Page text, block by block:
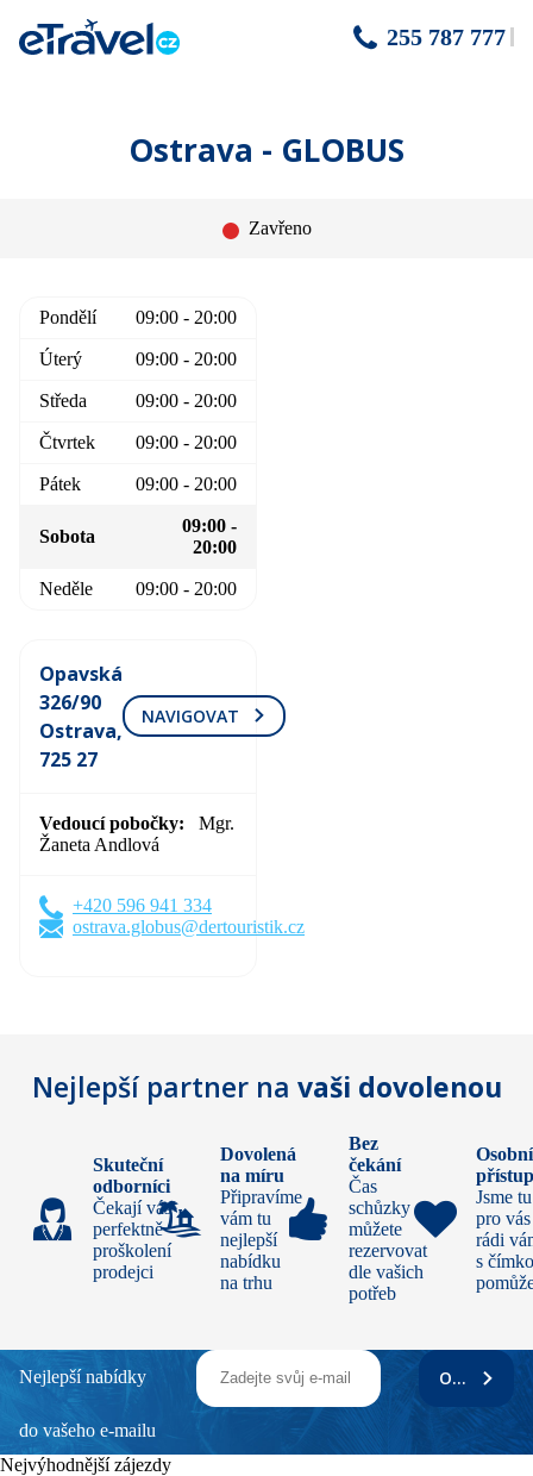
255 787 777
Ostrava - GLOBUS
Zavřeno
Pondělí 09:00 - 20:00
Úterý 09:00 - 20:00
Středa 09:00 - 20:00
Čtvrtek 09:00 - 20:00
Pátek 09:00 - 20:00
Sobota
09:00 -
20:00
Neděle 09:00 - 20:00
Opavská
326/90
Ostrava,
725 27
NAVIGOVAT
Vedoucí pobočky
Mgr.
Žaneta Andlová
+420 596 941 334
ostrava.globus@dertouristik.cz
Nejlepší partner na vaši dovolenou
Skuteční
odborníci
Čekají vás
perfektně
proškolení
prodejci
Dovolená
na míru
Připravíme
vám tu
nejlepší
nabídku
na trhu
Bez
čekání
Čas
schůzky si
můžete
rezervovat
dle vašich
potřeb
Osobní
Jsme tu
pro
rádi
s
Nejlepší nabídky
do vašeho e-mailu
ODEBÍRAT
Nejvýhodnější zájezdy